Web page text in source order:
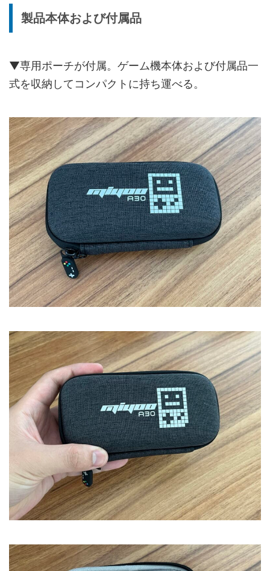
製品本体および付属品
▼専用ポーチが付属。ゲーム機本体および付属品一
式を収納してコンパクトに持ち運べる。